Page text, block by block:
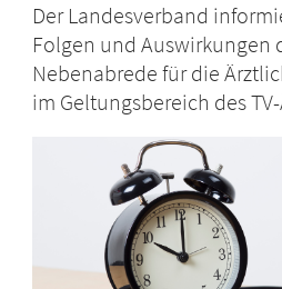
Der Landesverband
Folgen und Auswirkungen
Nebenabrede für die
im Geltungsbereich des